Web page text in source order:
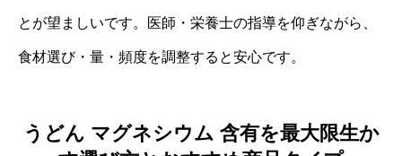
とが望ましいです。医師・栄養士の指導を仰ぎながら、
食材選び・量・頻度を調整すると安心です。
うどん マグネシウム 含有を最大限生か